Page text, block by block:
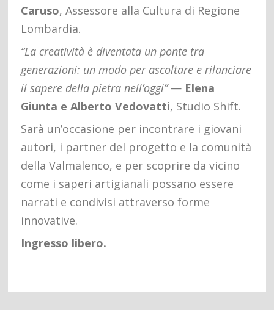
Caruso, Assessore alla Cultura di Regione
Lombardia.
“La creatività è diventata un ponte tra
generazioni: un modo per ascoltare e rilanciare
il sapere della pietra nell’oggi”— Elena
Giunta e Alberto Vedovatti, Studio Shift.
Sarà un’occasione per incontrare i giovani
autori, i partner del progetto e la comunità
della Valmalenco, e per scoprire da vicino
come i saperi artigianali possano essere
narrati e condivisi attraverso forme
innovative.
Ingresso libero.